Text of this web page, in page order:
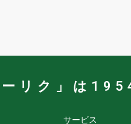
リク」は
サービス